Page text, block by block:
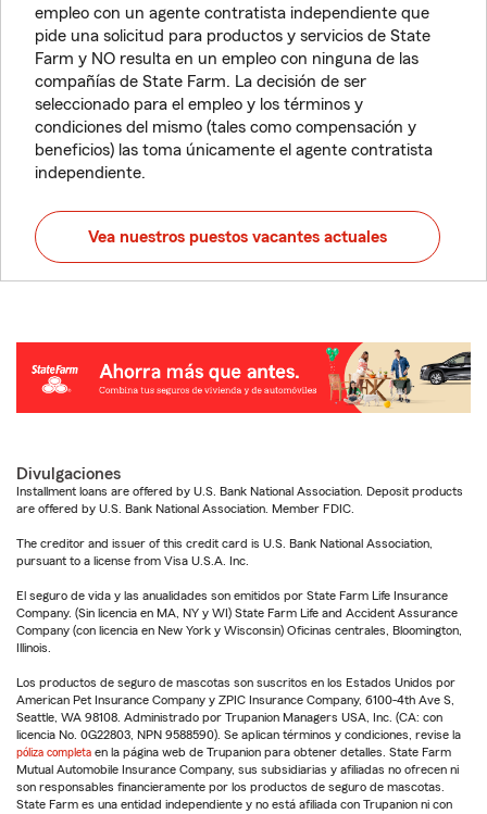
empleo con un agente contratista independiente que
pide una solicitud para productos y servicios de State
Farm y NO resulta en un empleo con ninguna de las
compañías de State Farm. La decisión de ser
seleccionado para el empleo y los términos y
condiciones del mismo (tales como compensación y
beneficios) las toma únicamente el agente contratista
independiente.
Vea nuestros puestos vacantes actuales
Divulgaciones
Installment loans are offered by U.S. Bank National Association. Deposit products
are offered by U.S. Bank National Association. Member FDIC.
The creditor and issuer of this credit card is U.S. Bank National Association,
pursuant to a license from Visa U.S.A. Inc.
El seguro de vida y las anualidades son emitidos por State Farm Life Insurance
Company. (Sin licencia en MA, NY y WI) State Farm Life and Accident Assurance
Company (con licencia en New York y Wisconsin) Oficinas centrales, Bloomington,
Illinois.
Los productos de seguro de mascotas son suscritos en los Estados Unidos por
American Pet Insurance Company y ZPIC Insurance Company, 6100-4th Ave S,
Seattle, WA 98108. Administrado por Trupanion Managers USA, Inc. (CA: con
licencia No. 0G22803, NPN 9588590). Se aplican términos y condiciones, revise la
póliza completa en la página web de Trupanion para obtener detalles. State Farm
Mutual Automobile Insurance Company, sus subsidiarias y afiliadas no ofrecen ni
son responsables financieramente por los productos de seguro de mascotas.
State Farm es una entidad independiente y no está afiliada con Trupanion ni con